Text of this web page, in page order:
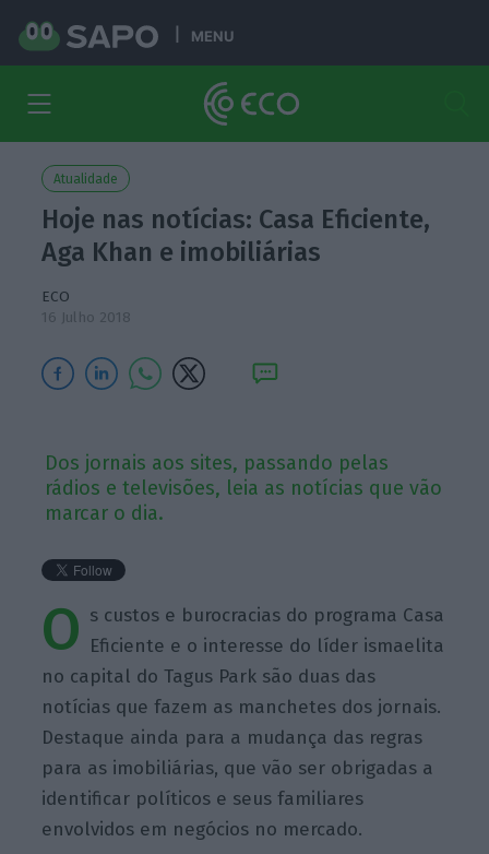
MENU
Atualidade
Hoje nas notícias: Casa Eficiente,
Aga Khan e imobiliárias
ECO
16 Julho 2018
Dos jornais aos sites, passando pelas
rádios e televisões, leia as notícias que vão
marcar o dia.
O s custos e burocracias do programa Casa
Eficiente e o interesse do líder ismaelita
no capital do Tagus Park são duas das
notícias que fazem as manchetes dos jornais.
Destaque ainda para a mudança das regras
para as imobiliárias, que vão ser obrigadas a
identificar políticos e seus familiares
envolvidos em negócios no mercado.